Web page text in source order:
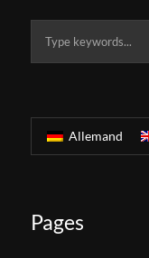
Allemand
Pages